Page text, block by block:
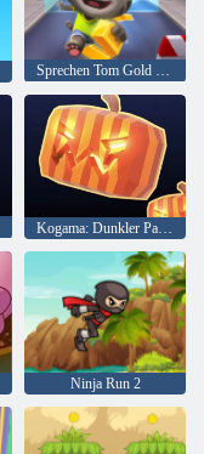
Sprechen Tom Gold Online laufen
Kogama: Dunkler Parkour
Ninja Run 2